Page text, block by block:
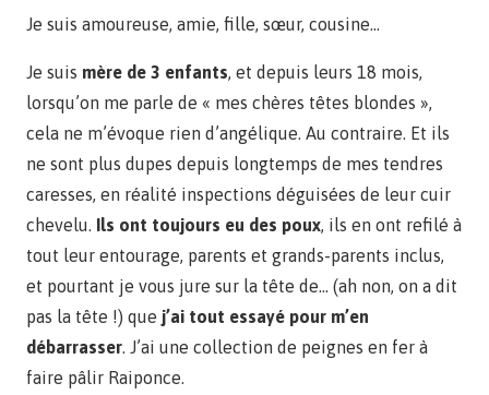
Je suis amoureuse, amie, fille, sœur, cousine…
Je suis mère de 3 enfants, et depuis leurs 18 mois,
lorsqu’on me parle de « mes chères têtes blondes »,
cela ne m’évoque rien d’angélique. Au contraire. Et ils
ne sont plus dupes depuis longtemps de mes tendres
caresses, en réalité inspections déguisées de leur cuir
chevelu. Ils ont toujours eu des poux, ils en ont refilé à
tout leur entourage, parents et grands-parents inclus,
et pourtant je vous jure sur la tête de… (ah non, on a dit
pas la tête !) que j’ai tout essayé pour m’en
débarrasser. J’ai une collection de peignes en fer à
faire pâlir Raiponce.